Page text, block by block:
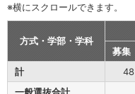
※横にスクロールできます。
方式・学部・学科
募集
計
48